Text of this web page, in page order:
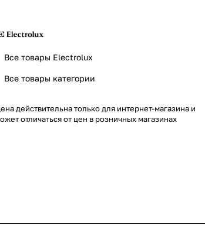
Все товары Electrolux
Все товары категории
действительна только для интернет-магазина и
отличаться от цен в розничных магазинах